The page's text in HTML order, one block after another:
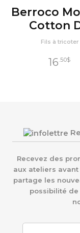
Berroco
Cotton
Fils à tricoter
16.50$
Recevez des
aux ateliers
partage les
possibilité